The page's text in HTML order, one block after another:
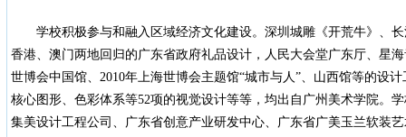
学校积极参与和融入区域经济文化建设。深圳城雕《开荒牛》、长
香港、澳门两地回归的广东省政府礼品设计，人民大会堂广东厅、星
世博会中国馆、2010年上海世博会主题馆“城市与人”、山西馆等的设
核心图形、色彩体系等52项的视觉设计等等，均出自广州美术学院。
集美设计工程公司、广东省创意产业研发中心、广东省广美玉兰软装